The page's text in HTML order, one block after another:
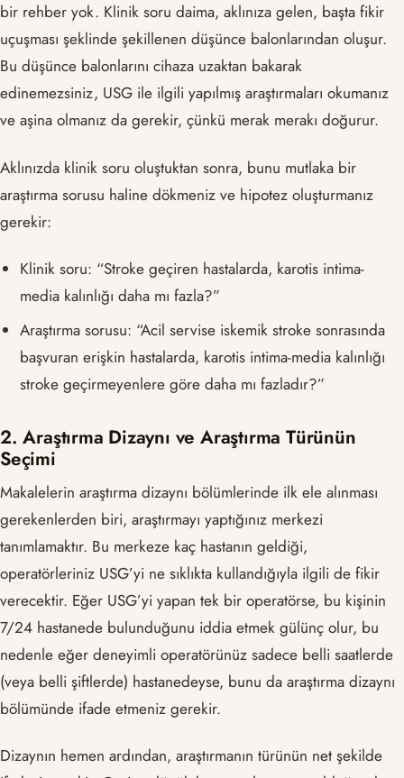
bir rehber yok. Klinik soru daima, aklınıza gelen, başta fikir
uçuşması şeklinde şekillenen düşünce balonlarından oluşur.
Bu düşünce balonlarını cihaza uzaktan bakarak
edinemezsiniz, USG ile ilgili yapılmış araştırmaları okumanız
ve aşina olmanız da gerekir, çünkü merak merakı doğurur.
Aklınızda klinik soru oluştuktan sonra, bunu mutlaka bir
araştırma sorusu haline dökmeniz ve hipotez oluşturmanız
gerekir:
Klinik soru: “Stroke geçiren hastalarda, karotis intima-
media kalınlığı daha mı fazla?”
Araştırma sorusu: “Acil servise iskemik stroke sonrasında
başvuran erişkin hastalarda, karotis intima-media kalınlığı
stroke geçirmeyenlere göre daha mı fazladır?”
2. Araştırma Dizaynı ve Araştırma Türünün
Seçimi
Makalelerin araştırma dizaynı bölümlerinde ilk ele alınması
gerekenlerden biri, araştırmayı yaptığınız merkezi
tanımlamaktır. Bu merkeze kaç hastanın geldiği,
operatörleriniz USG’yi ne sıklıkta kullandığıyla ilgili de fikir
verecektir. Eğer USG’yi yapan tek bir operatörse, bu kişinin
7/24 hastanede bulunduğunu iddia etmek gülünç olur, bu
nedenle eğer deneyimli operatörünüz sadece belli saatlerde
(veya belli şiftlerde) hastanedeyse, bunu da araştırma dizaynı
bölümünde ifade etmeniz gerekir.
Dizaynın hemen ardından, araştırmanın türünün net şekilde